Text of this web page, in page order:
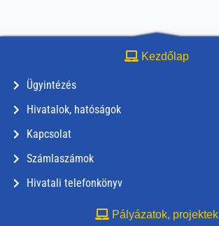
Kezdőlap
Ügyintézés
Hivatalok, hatóságok
Kapcsolat
Számlaszámok
Hivatali telefonkönyv
Pályázatok, projektek